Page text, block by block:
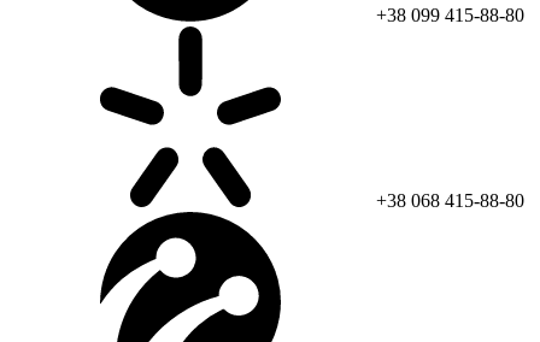
+38 099 415-88-80
+38 068 415-88-80